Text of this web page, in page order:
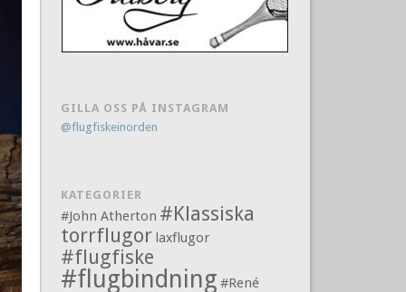
GILLA OSS PÅ INSTAGRAM
@flugfiskeinorden
KATEGORIER
#John Atherton #Klassiska
torrflugor laxflugor
#flugfiske
#flugbindning #René